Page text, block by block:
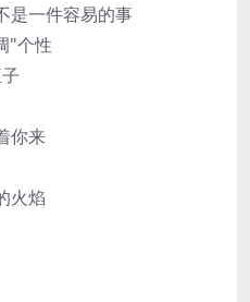
是一件容易的事
"个性
你来
火焰